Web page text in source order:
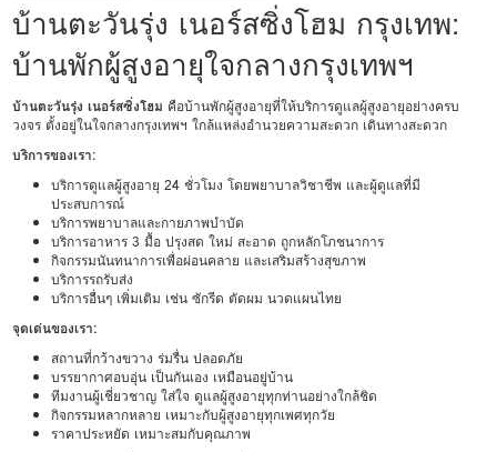
บ้านตะวันรุ่ง เนอร์สซิ่งโฮม กรุงเทพ:
บ้านพักผู้สูงอายุใจกลางกรุงเทพฯ
บ้านตะวันรุ่ง เนอร์สซิ่งโฮม คือบ้านพักผู้สูงอายุที่ให้บริการดูแลผู้สูงอายุอย่างครบ
วงจร ตั้งอยู่ในใจกลางกรุงเทพฯ ใกล้แหล่งอำนวยความสะดวก เดินทางสะดวก
บริการของเรา:
บริการดูแลผู้สูงอายุ 24 ชั่วโมง โดยพยาบาลวิชาชีพ และผู้ดูแลที่มี
ประสบการณ์
บริการพยาบาลและกายภาพบำบัด
บริการอาหาร 3 มื้อ ปรุงสด ใหม่ สะอาด ถูกหลักโภชนาการ
กิจกรรมนันทนาการเพื่อผ่อนคลาย และเสริมสร้างสุขภาพ
บริการรถรับส่ง
บริการอื่นๆ เพิ่มเติม เช่น ซักรีด ตัดผม นวดแผนไทย
จุดเด่นของเรา:
สถานที่กว้างขวาง ร่มรื่น ปลอดภัย
บรรยากาศอบอุ่น เป็นกันเอง เหมือนอยู่บ้าน
ทีมงานผู้เชี่ยวชาญ ใส่ใจ ดูแลผู้สูงอายุทุกท่านอย่างใกล้ชิด
กิจกรรมหลากหลาย เหมาะกับผู้สูงอายุทุกเพศทุกวัย
ราคาประหยัด เหมาะสมกับคุณภาพ